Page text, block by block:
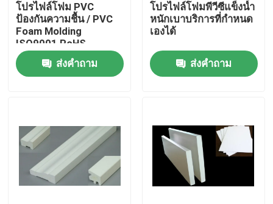
สินค้า
วิดีโอ
โปรไฟล์โฟม PVC
ป้องกันความชื้น / PVC
Foam Molding
ISO9001 RoHS
Approved
ส่งคำถาม
โปรไฟล์โฟมพีวีซีแข็งน้ำ
หนักเบาบริการที่กำหนด
เองได้
ส่งคำถาม